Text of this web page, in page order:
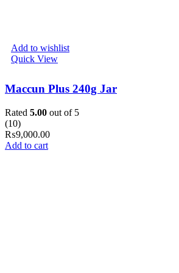
Add to wishlist
Quick View
Maccun Plus 240g Jar
Rated 5.00 out of 5
(10)
₨9,000.00
Add to cart